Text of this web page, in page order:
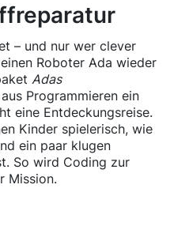
– und nur wer clever
Roboter Ada wieder
Adas
Programmieren ein
eine Entdeckungsreise.
Kinder spielerisch, wie
ein paar klugen
So wird Coding zur
Mission.